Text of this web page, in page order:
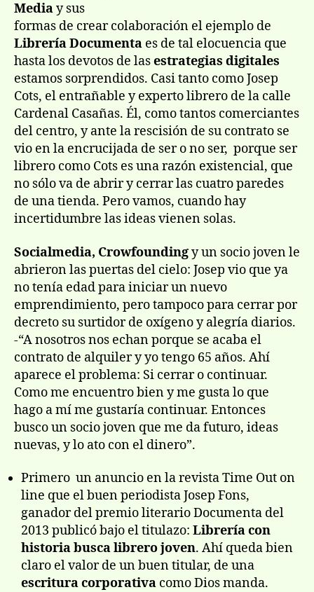
Mediay sus
formas de crear colaboración el ejemplo de
Librería Documenta es de tal elocuencia que
hasta los devotos de lasestrategias digitales
estamos sorprendidos. Casi tanto como Josep
Cots, el entrañable y experto librero de la calle
Cardenal Casañas. Él, como tantos comerciantes
del centro, y ante la rescisión de su contrato se
vio en la encrucijada de ser o no ser, porque ser
librero como Cots es una razón existencial, que
no sólo va de abrir y cerrar las cuatro paredes
de una tienda. Pero vamos, cuando hay
incertidumbre las ideas vienen solas.
Socialmedia, Crowfoundingy un socio joven le
abrieron las puertas del cielo: Josep vio que ya
no tenía edad para iniciar un nuevo
emprendimiento, pero tampoco para cerrar por
decreto su surtidor de oxígeno y alegría diarios.
-“A nosotros nos echan porque se acaba el
contrato de alquiler y yo tengo 65 años. Ahí
aparece el problema: Si cerrar o continuar.
Como me encuentro bien y me gusta lo que
hago a mí me gustaría continuar. Entonces
busco un socio joven que me da futuro, ideas
nuevas, y lo ato con el dinero”.
Primero un anuncio en la revista Time Out on
line que el buen periodista Josep Fons,
ganador del premio literario Documenta del
2013 publicó bajo el titulazo: Librería con
historia busca librero joven. Ahí queda bien
claro el valor de un buen titular, de una
escritura corporativa como Dios manda.